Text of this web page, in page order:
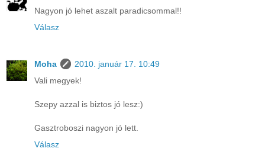
Nagyon jó lehet aszalt paradicsommal!!
Válasz
Moha
2010. január 17. 10:49
Vali megyek!
Szepy azzal is biztos jó lesz:)
Gasztroboszi nagyon jó lett.
Válasz